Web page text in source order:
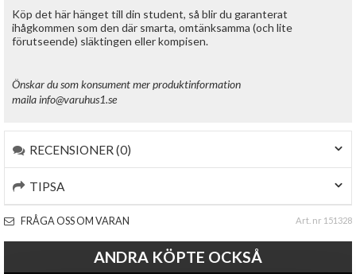
Köp det här hänget till din student, så blir du garanterat
ihågkommen som den där smarta, omtänksamma (och lite
förutseende) släktingen eller kompisen.
Önskar du som konsument mer produktinformation
mailainfo@varuhus1.se
RECENSIONER (0)
TIPSA
FRÅGA OSS OM VARAN Art. nr 151328
ANDRA KÖPTE OCKSÅ